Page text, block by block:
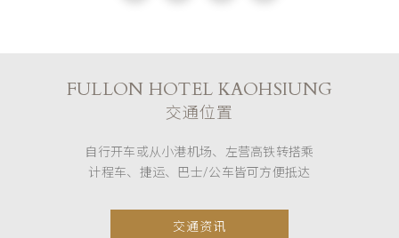
FULLON HOTEL KAOHSIUNG
交通位置
自行开车或从小港机场、左营高铁转搭乘
计程车、捷运、巴士/公车皆可方便抵达
交通资讯